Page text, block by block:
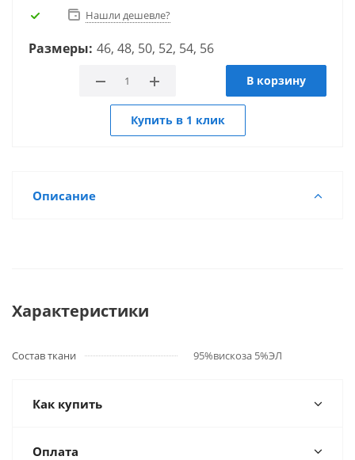
Нашли дешевле?
Размеры: 46, 48, 50, 52, 54, 56
В корзину
Купить в 1 клик
Описание
Характеристики
Состав ткани 95%вискоза 5%ЭЛ
Как купить
Оплата